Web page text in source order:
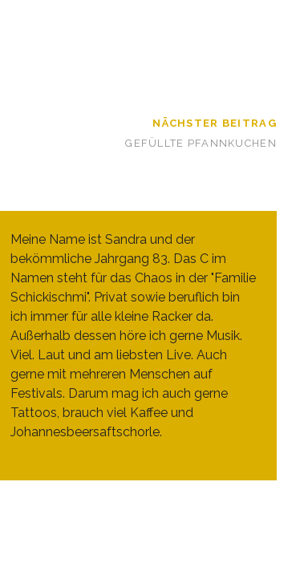
NÄCHSTER BEITRAG
GEFÜLLTE PFANNKUCHEN
Meine Name ist Sandra und der
bekömmliche Jahrgang 83. Das C im
Namen steht für das Chaos in der "Familie
Schickischmi". Privat sowie beruflich bin
ich immer für alle kleine Racker da.
Außerhalb dessen höre ich gerne Musik.
Viel. Laut und am liebsten Live. Auch
gerne mit mehreren Menschen auf
Festivals. Darum mag ich auch gerne
Tattoos, brauch viel Kaffee und
Johannesbeersaftschorle.